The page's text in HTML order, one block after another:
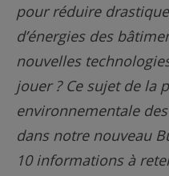
pour réduire
d’énergies des
nouvelles
jouer ? Ce sujet de la
environnementale
dans notre nouveau
10 informations à